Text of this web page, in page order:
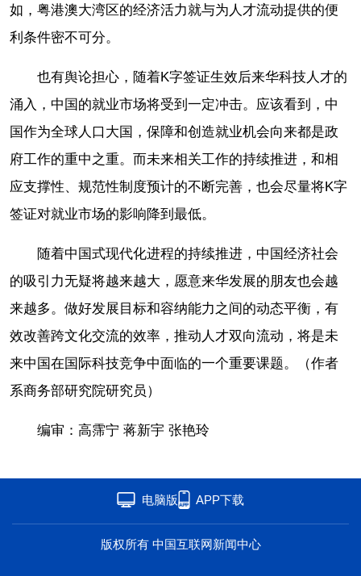
如，粤港澳大湾区的经济活力就与为人才流动提供的便
利条件密不可分。
也有舆论担心，随着K字签证生效后来华科技人才的
涌入，中国的就业市场将受到一定冲击。应该看到，中
国作为全球人口大国，保障和创造就业机会向来都是政
府工作的重中之重。而未来相关工作的持续推进，和相
应支撑性、规范性制度预计的不断完善，也会尽量将K字
签证对就业市场的影响降到最低。
随着中国式现代化进程的持续推进，中国经济社会
的吸引力无疑将越来越大，愿意来华发展的朋友也会越
来越多。做好发展目标和容纳能力之间的动态平衡，有
效改善跨文化交流的效率，推动人才双向流动，将是未
来中国在国际科技竞争中面临的一个重要课题。（作者
系商务部研究院研究员）
编审：高霈宁 蒋新宇 张艳玲
电脑版 APP下载
版权所有 中国互联网新闻中心